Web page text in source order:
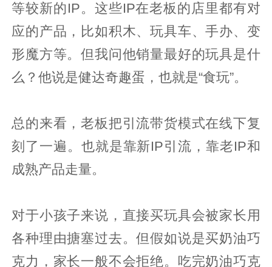
等较新的IP。这些IP在老板的店里都有对
应的产品，比如积木、玩具车、手办、变
形魔方等。但我问他销量最好的玩具是什
么？他说是健达奇趣蛋，也就是“食玩”。
总的来看，老板把引流带货模式在线下复
刻了一遍。也就是靠新IP引流，靠老IP和
成熟产品走量。
对于小孩子来说，直接买玩具会被家长用
各种理由搪塞过去。但假如说是买奶油巧
克力，家长一般不会拒绝。吃完奶油巧克